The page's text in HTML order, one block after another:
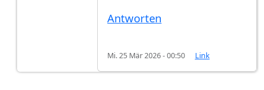
Antworten
Mi. 25 Mär 2026 - 00:50 Link